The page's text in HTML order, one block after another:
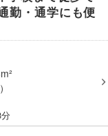
勤・通学にも便